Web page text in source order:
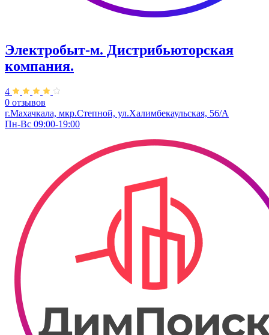
Электробыт-м. Дистрибьюторская
компания.
4
0 отзывов
г.Махачкала, мкр.Степной, ул.Халимбекаульская, 56/А
Пн-Вс 09:00-19:00